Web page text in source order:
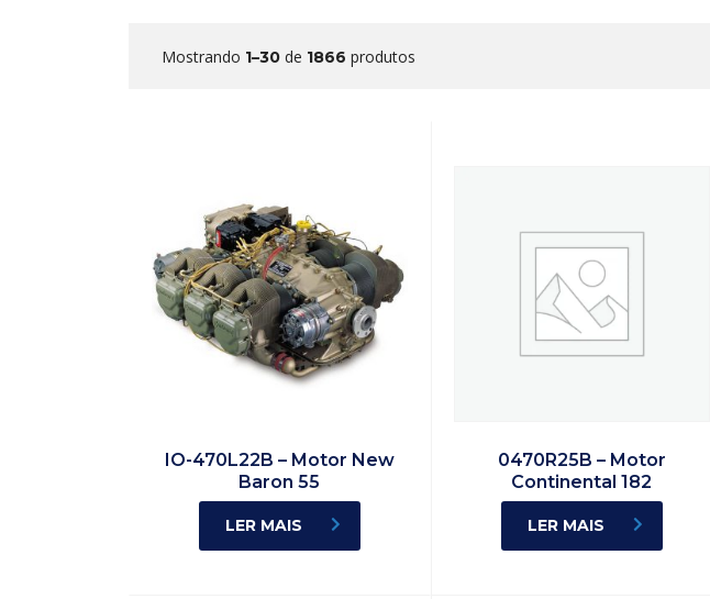
Mostrando 1–30 de 1866 produtos
IO-470L22B – Motor New
Baron 55
LER MAIS
0470R25B – Motor
Continental 182
LER MAIS